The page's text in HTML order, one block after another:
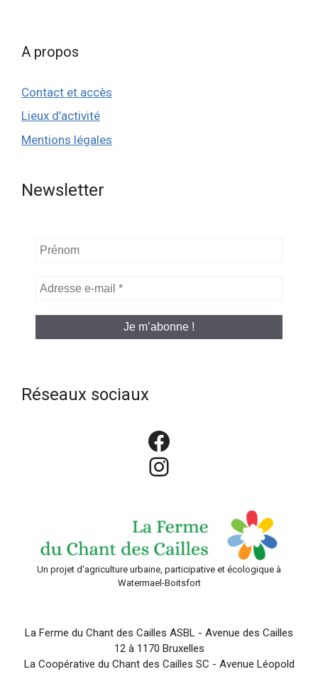
A propos
Contact et accès
Lieux d’activité
Mentions légales
Newsletter
Prénom
Adresse
mail
Réseaux sociaux
Facebook
Instagram
Un projet d'agriculture urbaine, participative et écologique à
Watermael-Boitsfort
La Ferme du Chant des Cailles ASBL - Avenue des Cailles
12 à 1170 Bruxelles
La Coopérative du Chant des Cailles SC - Avenue Léopold